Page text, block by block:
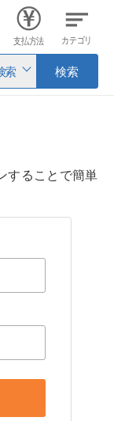
索 検索
支払方法 カテゴリ
することで簡単